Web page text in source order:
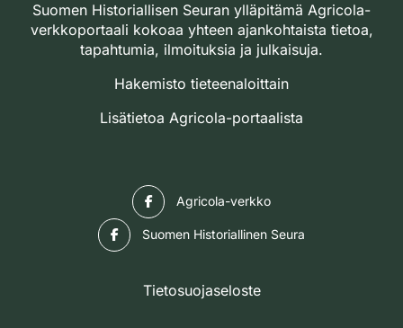
Suomen Historiallisen Seuran ylläpitämä Agricola-
verkkoportaali kokoaa yhteen ajankohtaista tietoa,
tapahtumia, ilmoituksia ja julkaisuja.
Hakemisto tieteenaloittain
Lisätietoa Agricola-portaalista
Agricola-verkko
Suomen Historiallinen Seura
Tietosuojaseloste